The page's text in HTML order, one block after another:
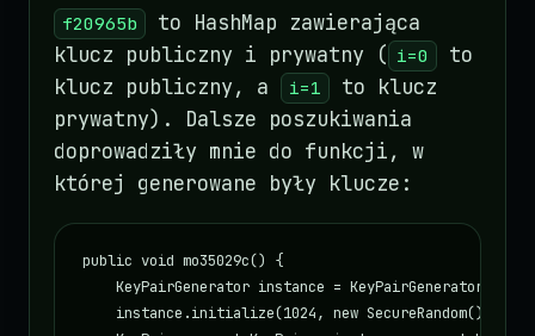
f20965b
to HashMap zawierająca
klucz publiczny i prywatny ( i=0
to
klucz publiczny, a
i=1
to klucz
prywatny). Dalsze poszukiwania
doprowadziły mnie do funkcji, w
której generowane były klucze:
public void mo35029c() {
KeyPairGenerator instance =
    instance.initialize(1024, new SecureRandom());